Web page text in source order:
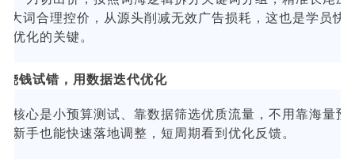
大词合理控价，从源头削减无效广告损耗，这也是学员快
优化的关键。
烧钱试错，用数据迭代优化
核心是小预算测试、靠数据筛选优质流量，不用靠海量预
新手也能快速落地调整，短周期看到优化反馈。